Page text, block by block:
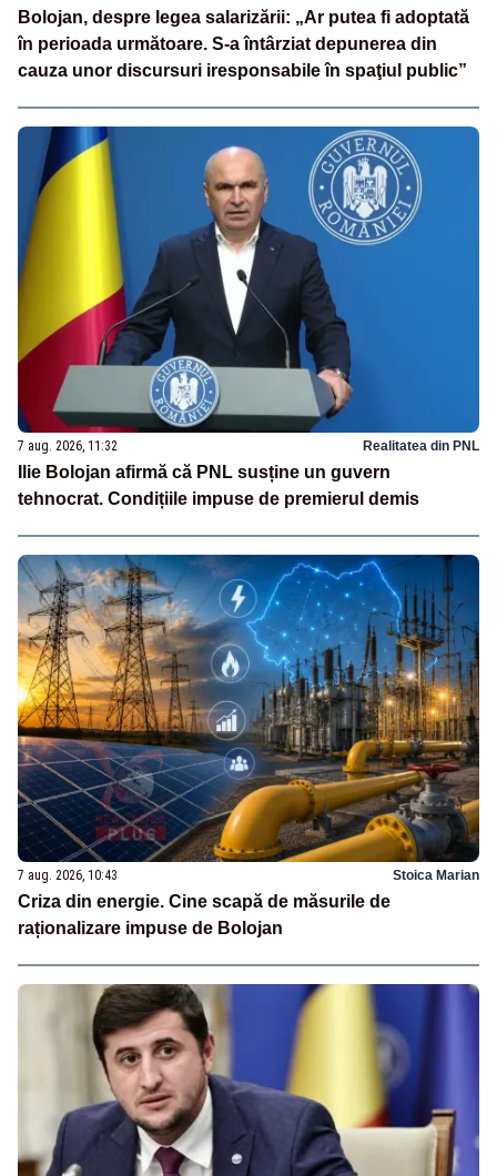
Bolojan, despre legea salarizării: „Ar putea fi adoptată
în perioada următoare. S-a întârziat depunerea din
cauza unor discursuri iresponsabile în spaţiul public”
7 aug. 2026, 11:32 Realitatea din PNL
Ilie Bolojan afirmă că PNL susține un guvern
tehnocrat. Condițiile impuse de premierul demis
7 aug. 2026, 10:43 Stoica Marian
Criza din energie. Cine scapă de măsurile de
raționalizare impuse de Bolojan